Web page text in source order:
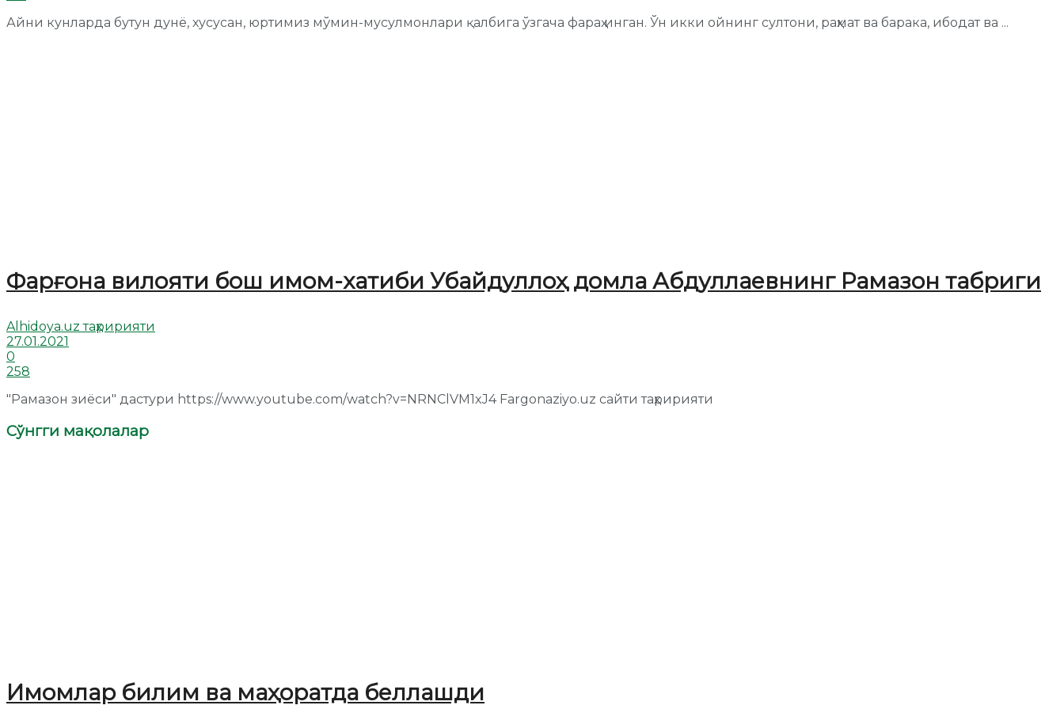
Айни кунларда бутун дунё, хусусан, юртимиз мўмин-мусулмонлари қалбига ўзгача фараҳ инган. Ўн икки ойнинг султони, раҳмат ва барака, ибодат ва ...
Фарғона вилояти бош имом-хатиби Убайдуллоҳ домла Абдуллаевнинг Рамазон табриги
Alhidoya.uz таҳририяти
27.01.2021
0
258
"Рамазон зиёси" дастури https://www.youtube.com/watch?v=NRNClVM1xJ4 Fargonaziyo.uz сайти таҳририяти
Сўнгги мақолалар
Имомлар билим ва маҳоратда беллашди